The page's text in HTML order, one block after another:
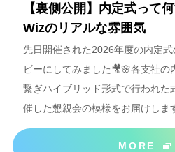
【裏側公開】内定式って
Wizのリアルな雰囲気
先日開催された2026年度の内定
ビーにしてみました🎥🌸各支社の
繋ぎハイブリッド形式で行われた
催した懇親会の模様をお届けしま
ださいね＾＾
MORE